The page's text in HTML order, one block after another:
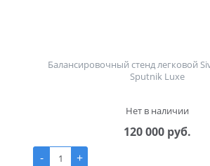
Балансировочный стенд легковой
Sputnik Luxe
Нет в наличии
120 000 руб.
-
+